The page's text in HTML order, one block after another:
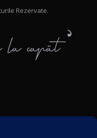
Rezervate.